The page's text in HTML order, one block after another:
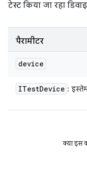
टेस्ट किया जा रहा
पैरामीटर
device
ITestDevice :
क्या इस